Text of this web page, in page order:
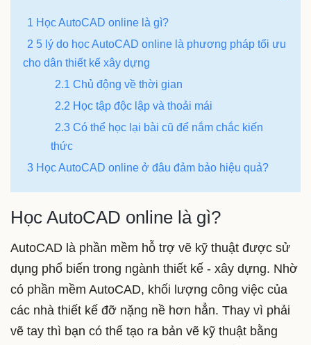
1 Học AutoCAD online là gì?
2 5 lý do học AutoCAD online là phương pháp tối ưu
cho dân thiết kế xây dựng
2.1 Chủ động về thời gian
2.2 Học tập độc lập và thoải mái
2.3 Có thể học lại bài cũ để nắm chắc kiến
thức
3 Học AutoCAD online ở đâu đảm bảo hiệu quả?
Học AutoCAD online là gì?
AutoCAD là phần mềm hỗ trợ vẽ kỹ thuật được sử
dụng phổ biến trong ngành thiết kế - xây dựng. Nhờ
có phần mềm AutoCAD, khối lượng công việc của
các nhà thiết kế đỡ nặng nề hơn hẳn. Thay vì phải
vẽ tay thì bạn có thể tạo ra bản vẽ kỹ thuật bằng